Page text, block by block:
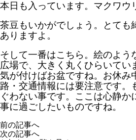
本日も入っています。マクワウ
茶豆もいかがでしょう。とても
ありますよ。
そして一番はこちら。絵のよう
広場で、大きく丸くひらいてい
気が付けばお盆ですね。お休み
路・交通情報には要注意です。
ぐわない事です。ここは心静か
事に過ごしたいものですね。
前の記事へ
次の記事へ